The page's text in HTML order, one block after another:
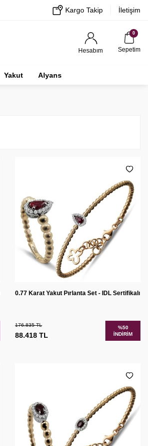
Kargo Takip İletişim
Hesabım
0
Sepetim
Yakut Alyans
Ekle
Karşılaştır
0.77 Karat Yakut Pırlanta Set - IDL Sertifikalı
176.835TL
88.418 TL
%50
İNDIRIM